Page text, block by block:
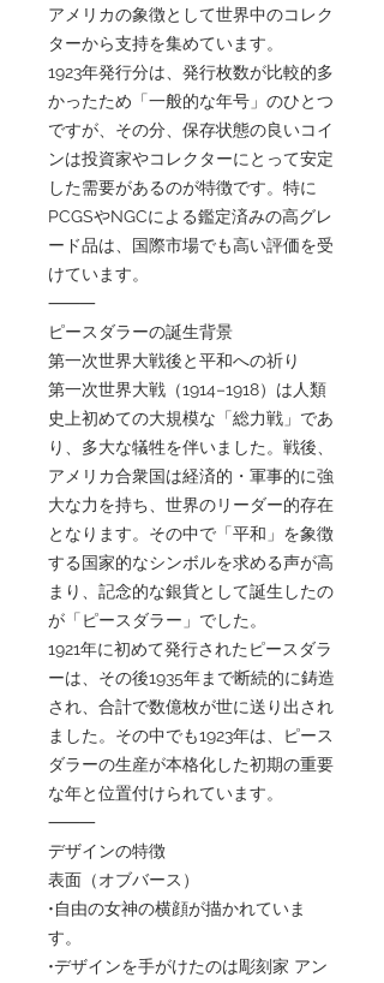
アメリカの象徴として世界中のコレク
ターから支持を集めています。
1923年発行分は、発行枚数が比較的多
かったため「一般的な年号」のひとつ
ですが、その分、保存状態の良いコイ
ンは投資家やコレクターにとって安定
した需要があるのが特徴です。特に
PCGSやNGCによる鑑定済みの高グレ
ード品は、国際市場でも高い評価を受
けています。
⸻
ピースダラーの誕生背景
第一次世界大戦後と平和への祈り
第一次世界大戦（1914–1918）は人類
史上初めての大規模な「総力戦」であ
り、多大な犠牲を伴いました。戦後、
アメリカ合衆国は経済的・軍事的に強
大な力を持ち、世界のリーダー的存在
となります。その中で「平和」を象徴
する国家的なシンボルを求める声が高
まり、記念的な銀貨として誕生したの
が「ピースダラー」でした。
1921年に初めて発行されたピースダラ
ーは、その後1935年まで断続的に鋳造
され、合計で数億枚が世に送り出され
ました。その中でも1923年は、ピース
ダラーの生産が本格化した初期の重要
な年と位置付けられています。
⸻
デザインの特徴
表面（オブバース）
•自由の女神の横顔が描かれていま
す。
•デザインを手がけたのは彫刻家 アン